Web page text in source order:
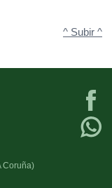
^ Subir ^
Coruña)